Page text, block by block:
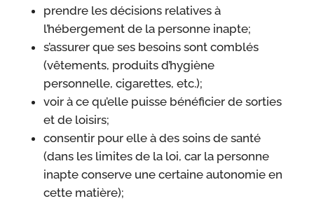
prendre les décisions relatives à
l’hébergement de la personne inapte;
s’assurer que ses besoins sont comblés
(vêtements, produits d’hygiène
personnelle, cigarettes, etc.);
voir à ce qu’elle puisse bénéficier de sorties
et de loisirs;
consentir pour elle à des soins de santé
(dans les limites de la loi, car la personne
inapte conserve une certaine autonomie en
cette matière);